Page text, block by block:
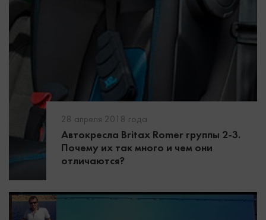
28 апреля 2018 года
Автокресла Britax Romer группы 2-3.
Почему их так много и чем они
отличаются?